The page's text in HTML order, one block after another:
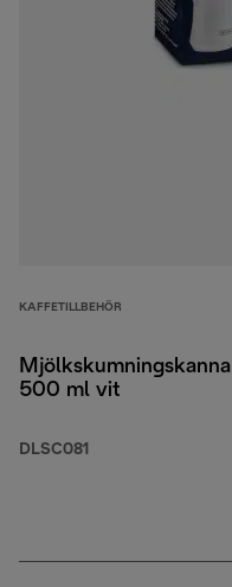
KAFFETILLBEHÖR
Mjölkskumningskanna
500 ml vit
DLSC081